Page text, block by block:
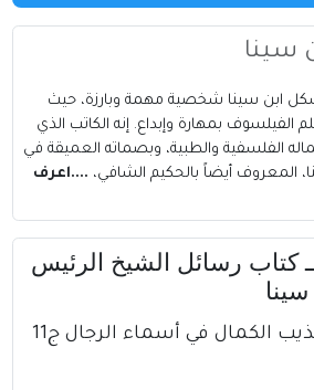
سينا
ابن سينا شخصية مهمة وبارزة، حيث
بمهارة وإبداع. إنه الكاتب الذي
الفلسفية والطبية، وبصماته العميقة في
المعروف أيضاً بالحكيم الشافي، ....اعرف
كتاب رسائل الشيخ الرئيس
كتاب تذهيب تهذيب الكمال في أسماء الرجال ج11